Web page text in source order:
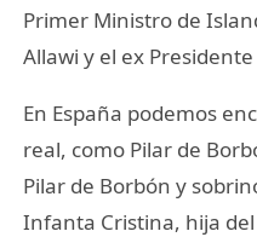
Primer Ministro de
Allawi y el ex
En España podemos
real, como Pilar de
Pilar de Borbón y
Infanta Cristina, hija del